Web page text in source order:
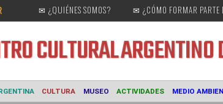
✉ ¿QUIÉNES SOMOS? ✉ ¿CÓMO FORMAR PARTE
CULTURAL
ARGENTINA CULTURA MUSEO ACTIVIDADES